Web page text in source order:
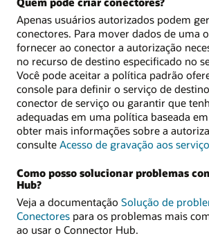
Apenas usuários autorizados podem
conectores. Para mover dados de uma
fornecer ao conector a autorização
no recurso de destino especificado no
Você pode aceitar a política padrão
console para definir o serviço de
conector de serviço ou garantir que
adequadas em uma política baseada
obter mais informações sobre a
consulte Acesso de gravação aos
Como posso solucionar problemas
Hub?
Veja a documentação Solução de
Conectores para os problemas mais
ao usar o Connector Hub.